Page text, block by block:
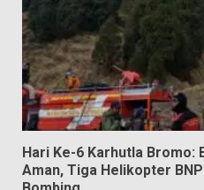
Hari Ke-6 Karhutla Bromo:
Aman, Tiga Helikopter